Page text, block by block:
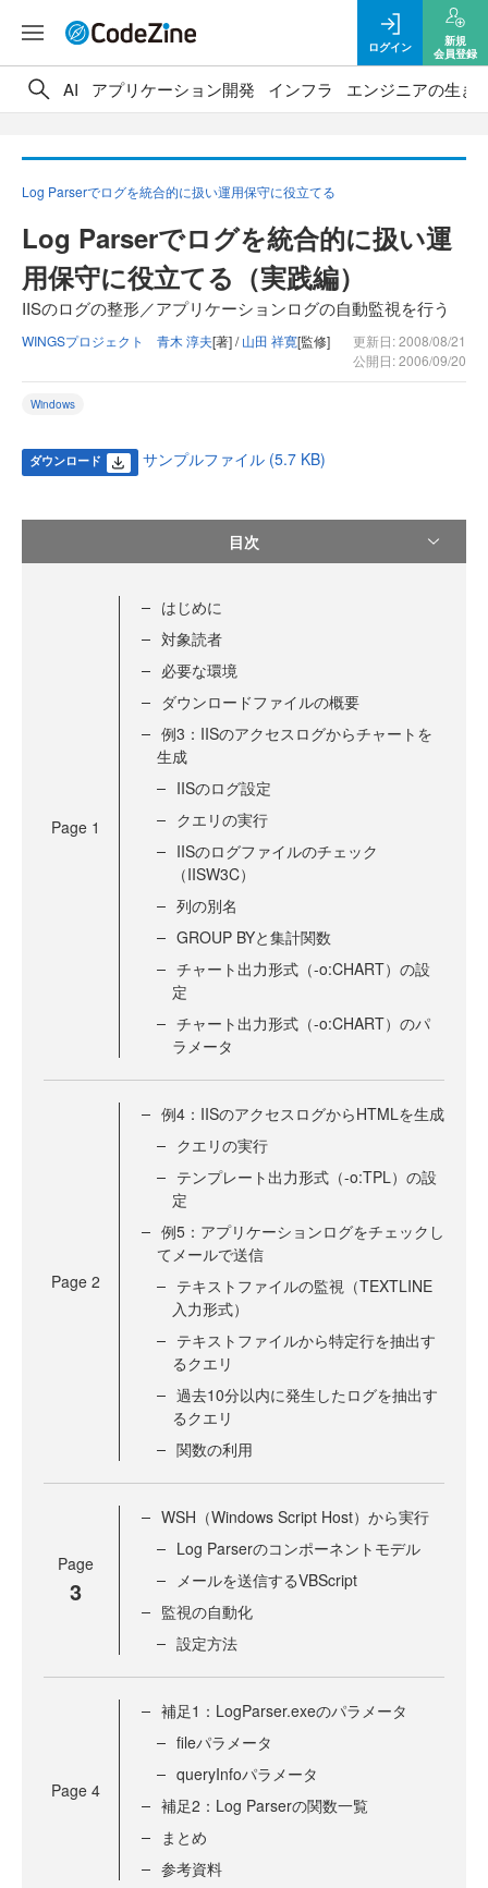
ログイン
新規
会員登録
AI アプリケーション開発 インフラ エンジニアの生き
Log Parserでログを統合的に扱い運用保守に役立てる
Log Parserでログを統合的に扱い運
用保守に役立てる（実践編）
IISのログの整形／アプリケーションログの自動監視を行う
WINGSプロジェクト 青木 淳夫[著] /山田 祥寛[監修]
更新日: 2008/08/21
公開日: 2006/09/20
Windows
ダウンロード サンプルファイル (5.7 KB)
目次
Page 1
はじめに
対象読者
必要な環境
ダウンロードファイルの概要
例3：IISのアクセスログからチャートを
生成
IISのログ設定
クエリの実行
IISのログファイルのチェック
（IISW3C）
列の別名
GROUP BYと集計関数
チャート出力形式（-o:CHART）の設
定
チャート出力形式（-o:CHART）のパ
ラメータ
Page 2
例4：IISのアクセスログからHTMLを生成
クエリの実行
テンプレート出力形式（-o:TPL）の設
定
例5：アプリケーションログをチェックし
てメールで送信
テキストファイルの監視（TEXTLINE
入力形式）
テキストファイルから特定行を抽出す
るクエリ
過去10分以内に発生したログを抽出す
るクエリ
関数の利用
Page
3
WSH（Windows Script Host）から実行
Log Parserのコンポーネントモデル
メールを送信するVBScript
監視の自動化
設定方法
Page 4
補足1：LogParser.exeのパラメータ
fileパラメータ
queryInfoパラメータ
補足2：Log Parserの関数一覧
まとめ
参考資料